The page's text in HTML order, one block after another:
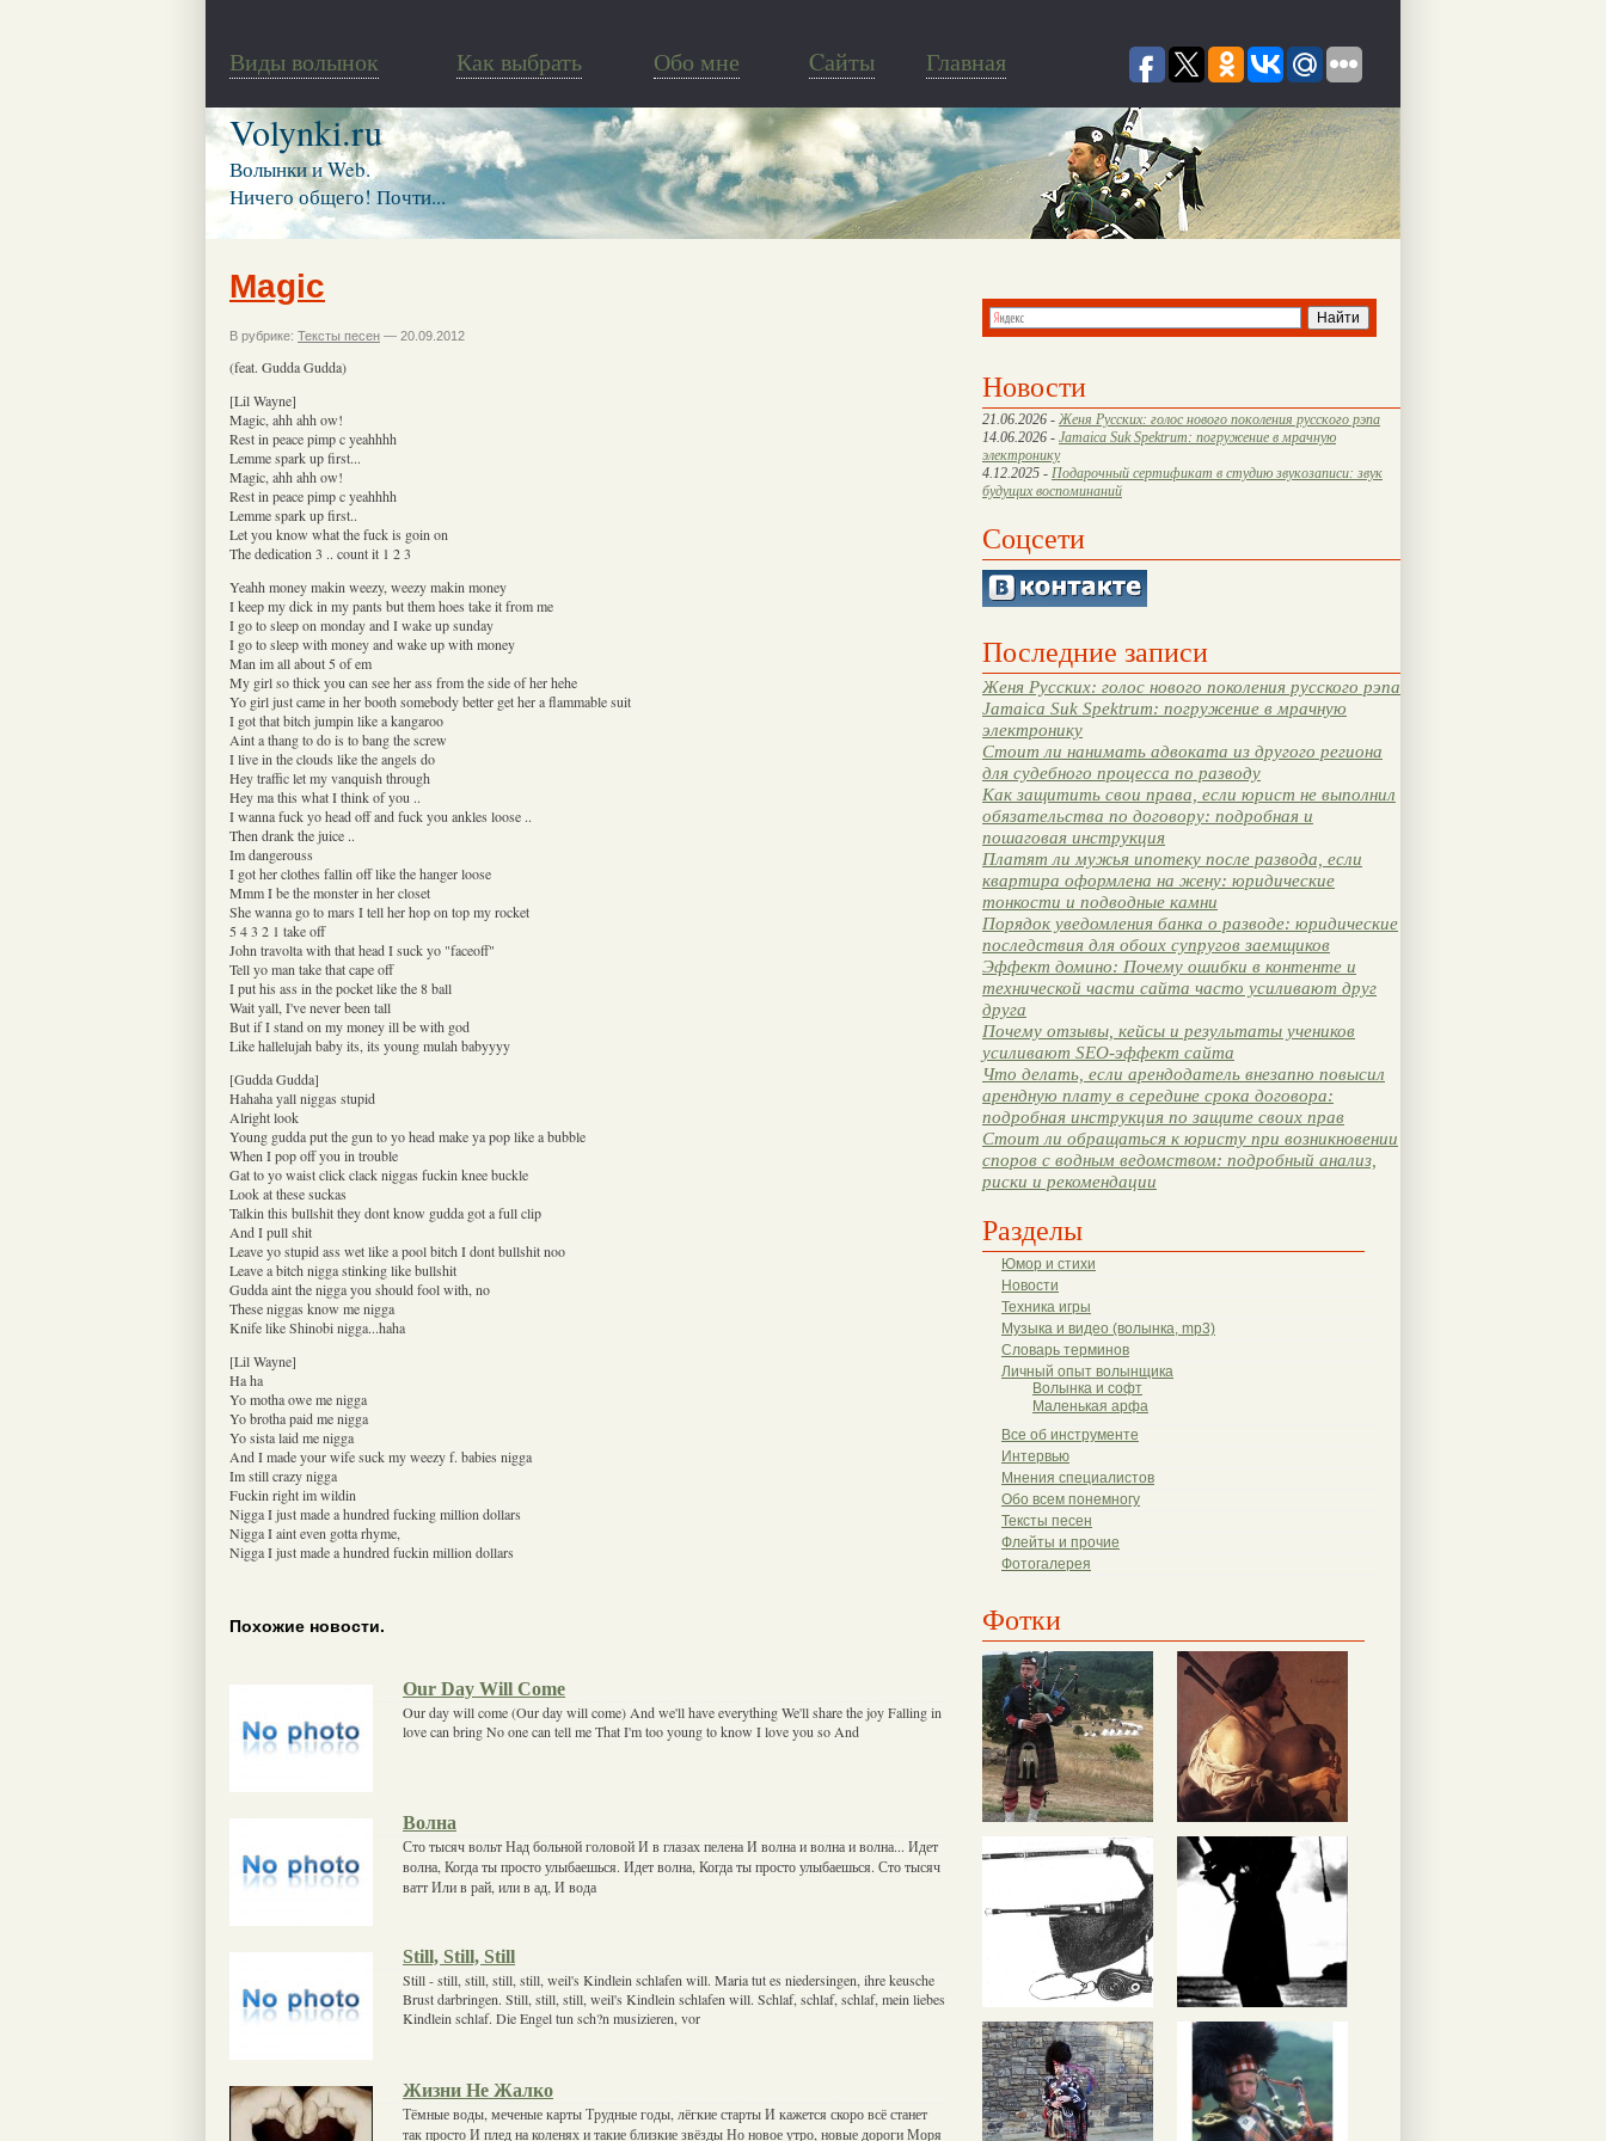
Виды волынок Как выбрать Обо мне Cайты Главная
Volynki.ru
Волынки и Web.
Ничего общего! Почти...
Новости
21.06.2026 - Женя Русских: голос нового поколения русского рэпа
14.06.2026 - Jamaica Suk Spektrum: погружение в мрачную
электронику
4.12.2025 - Подарочный сертификат в студию звукозаписи: звук
будущих воспоминаний
Соцсети
Последние записи
Женя Русских: голос нового поколения русского рэпа
Jamaica Suk Spektrum: погружение в мрачную
электронику
Стоит ли нанимать адвоката из другого региона
для судебного процесса по разводу
Как защитить свои права, если юрист не выполнил
обязательства по договору: подробная и
пошаговая инструкция
Платят ли мужья ипотеку после развода, если
квартира оформлена на жену: юридические
тонкости и подводные камни
Порядок уведомления банка о разводе: юридические
последствия для обоих супругов заемщиков
Эффект домино: Почему ошибки в контенте и
технической части сайта часто усиливают друг
друга
Почему отзывы, кейсы и результаты учеников
усиливают SEO-эффект сайта
Что делать, если арендодатель внезапно повысил
арендную плату в середине срока договора:
подробная инструкция по защите своих прав
Стоит ли обращаться к юристу при возникновении
споров с водным ведомством: подробный анализ,
риски и рекомендации
Разделы
Юмор и стихи
Новости
Техника игры
Музыка и видео (волынка, mp3)
Словарь терминов
Личный опыт волынщика
Волынка и софт
Маленькая арфа
Все об инструменте
Интервью
Мнения специалистов
Обо всем понемногу
Тексты песен
Флейты и прочие
Фотогалерея
Фотки
Magic
В рубрике: Тексты песен — 20.09.2012
(feat. Gudda Gudda)
[Lil Wayne]
Magic, ahh ahh ow!
Rest in peace pimp c yeahhhh
Lemme spark up first...
Magic, ahh ahh ow!
Rest in peace pimp c yeahhhh
Lemme spark up first..
Let you know what the fuck is goin on
The dedication 3 .. count it 1 2 3
Yeahh money makin weezy, weezy makin money
I keep my dick in my pants but them hoes take it from me
I go to sleep on monday and I wake up sunday
I go to sleep with money and wake up with money
Man im all about 5 of em
My girl so thick you can see her ass from the side of her hehe
Yo girl just came in her booth somebody better get her a flammable suit
I got that bitch jumpin like a kangaroo
Aint a thang to do is to bang the screw
I live in the clouds like the angels do
Hey traffic let my vanquish through
Hey ma this what I think of you ..
I wanna fuck yo head off and fuck you ankles loose ..
Then drank the juice ..
Im dangerouss
I got her clothes fallin off like the hanger loose
Mmm I be the monster in her closet
She wanna go to mars I tell her hop on top my rocket
5 4 3 2 1 take off
John travolta with that head I suck yo "faceoff"
Tell yo man take that cape off
I put his ass in the pocket like the 8 ball
Wait yall, I've never been tall
But if I stand on my money ill be with god
Like hallelujah baby its, its young mulah babyyyy
[Gudda Gudda]
Hahaha yall niggas stupid
Alright look
Young gudda put the gun to yo head make ya pop like a bubble
When I pop off you in trouble
Gat to yo waist click clack niggas fuckin knee buckle
Look at these suckas
Talkin this bullshit they dont know gudda got a full clip
And I pull shit
Leave yo stupid ass wet like a pool bitch I dont bullshit noo
Leave a bitch nigga stinking like bullshit
Gudda aint the nigga you should fool with, no
These niggas know me nigga
Knife like Shinobi nigga...haha
[Lil Wayne]
Ha ha
Yo motha owe me nigga
Yo brotha paid me nigga
Yo sista laid me nigga
And I made your wife suck my weezy f. babies nigga
Im still crazy nigga
Fuckin right im wildin
Nigga I just made a hundred fucking million dollars
Nigga I aint even gotta rhyme,
Nigga I just made a hundred fuckin million dollars
Похожие новости.
Our Day Will Come
Our day will come (Our day will come) And we'll have everything We'll share the joy Falling in
love can bring No one can tell me That I'm too young to know I love you so And
Волна
Сто тысяч вольт Над больной головой И в глазах пелена И волна и волна и волна... Идет
волна, Когда ты просто улыбаешься. Идет волна, Когда ты просто улыбаешься. Сто тысяч
ватт Или в рай, или в ад, И вода
Still, Still, Still
Still - still, still, still, still, weil's Kindlein schlafen will. Maria tut es niedersingen, ihre keusche
Brust darbringen. Still, still, still, weil's Kindlein schlafen will. Schlaf, schlaf, schlaf, mein liebes
Kindlein schlaf. Die Engel tun sch?n musizieren, vor
Жизни Не Жалко
Тёмные воды, меченые карты Трудные годы, лёгкие старты И кажется скоро всё станет
так просто И плед на коленях и такие близкие звёзды Но новое утро, новые дороги Моря